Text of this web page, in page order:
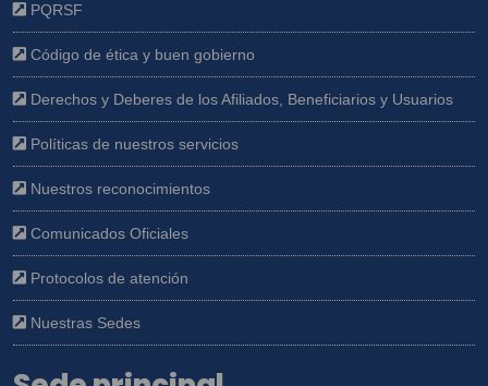
PQRSF
Código de ética y buen gobierno
Derechos y Deberes de los Afiliados, Beneficiarios y Usuarios
Políticas de nuestros servicios
Nuestros reconocimientos
Comunicados Oficiales
Protocolos de atención
Nuestras Sedes